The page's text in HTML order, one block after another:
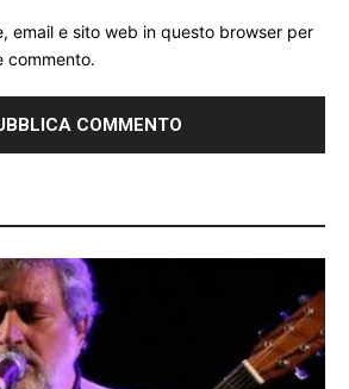
email e sito web in questo browser per
commento.